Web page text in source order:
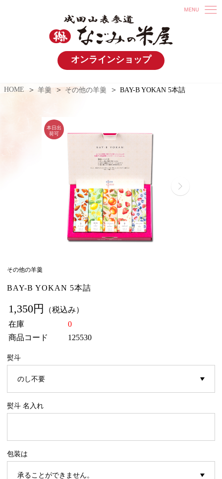
オンラインショップ
HOME 羊羹 その他の羊羹 BAY-B YOKAN 5本詰
その他の羊羹
BAY-B YOKAN 5本詰
1,350円
（税込み）
在庫
0
商品コード
125530
熨斗
熨斗 名入れ
包装は